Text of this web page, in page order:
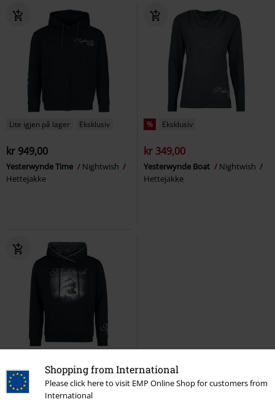
Shopping from International
Please click here to visit EMP Online Shop for customers from
International
Lite igjen på lager Eksklusiv
kr 949,00
Yesterwynde Time
Nightwish
Hettejakke
% Eksklusiv
kr 349,00
Yesterwynde Boat
Nightwish
Hettejakke
kr 619,00
EMP Signature Collection